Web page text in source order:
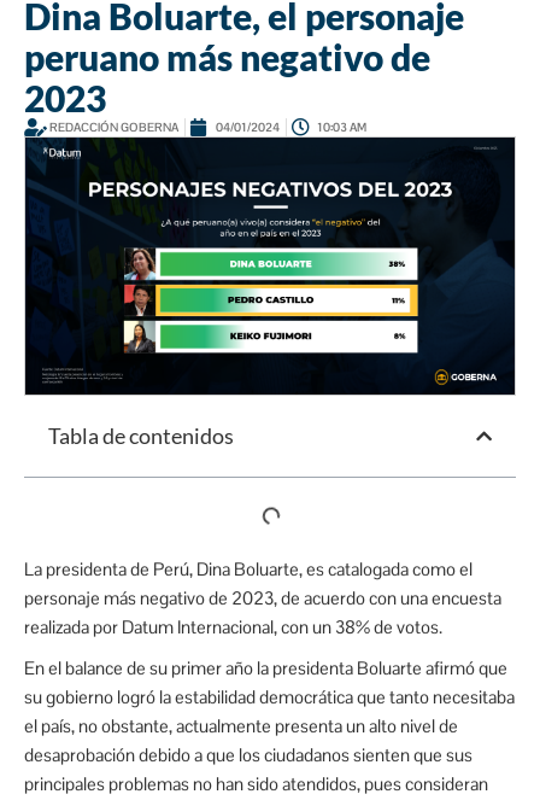
Dina Boluarte, el personaje
peruano más negativo de
2023
REDACCIÓN GOBERNA 04/01/2024 10:03 AM
Tabla de contenidos
La presidenta de Perú, Dina Boluarte, es catalogada como el
personaje más negativo de 2023, de acuerdo con una encuesta
realizada por Datum Internacional, con un 38% de votos.
En el balance de su primer año la presidenta Boluarte afirmó que
su gobierno logró la estabilidad democrática que tanto necesitaba
el país, no obstante, actualmente presenta un alto nivel de
desaprobación debido a que los ciudadanos sienten que sus
principales problemas no han sido atendidos, pues consideran